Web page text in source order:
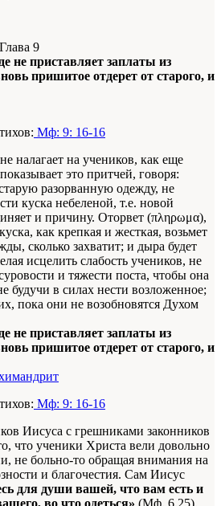
9
не приставляет заплаты из
пришитое отдерет от старого, и
Мф: 9: 16-16
налагает на учеников, как еще
это притчей, говоря:
разорванную одежду, не
куска небеленой, т.е. новой
и причину. Оторвет (πληρωμα),
как крепкая и жесткая, возьмет
сколько захватит; и дыра будет
исцелить слабость учеников, не
и тяжести поста, чтобы она
будучи в силах нести возложенное;
пока они не возобновятся Духом
не приставляет заплаты из
пришитое отдерет от старого, и
Мф: 9: 16-16
Иисуса с грешниками законников
что ученики Христа вели довольно
не больно-то обращая внимания на
и благочестия. Сам Иисус
для души вашей, что вам есть и
во что одеться» (Мф. 6,25).